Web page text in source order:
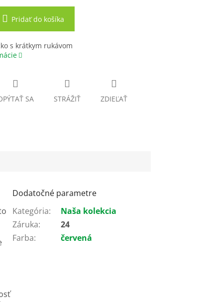
Pridať do košíka
s krátkym rukávom
SA STRÁŽIŤ ZDIEĽAŤ
Dodatočné parametre
Kategória:
Naša kolekcia
Záruka:
24
Farba: červená